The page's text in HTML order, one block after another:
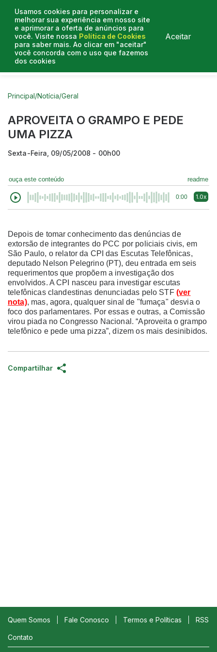
Usamos cookies para personalizar e
melhorar sua experiência em nosso site
e aprimorar a oferta de anúncios para
você. Visite nossa Política de Cookies
para saber mais. Ao clicar em "aceitar"
você concorda com o uso que fazemos
dos cookies
Aceitar
Curtas do Poder
Principal/Notícia/Geral
APROVEITA O GRAMPO E PEDE
UMA PIZZA
Sexta-Feira, 09/05/2008 - 00h00
ouça este conteúdo readme
0:00 1.0x
Depois de tomar conhecimento das denúncias de
extorsão de integrantes do PCC por policiais civis, em
São Paulo, o relator da CPI das Escutas Telefônicas,
deputado Nelson Pelegrino (PT), deu entrada em seis
requerimentos que propõem a investigação dos
envolvidos. A CPI nasceu para investigar escutas
telefônicas clandestinas denunciadas pelo STF (ver
nota), mas, agora, qualquer sinal de "fumaça" desvia o
foco dos parlamentares. Por essas e outras, a Comissão
virou piada no Congresso Nacional. “Aproveita o grampo
telefônico e pede uma pizza”, dizem os mais desinibidos.
Compartilhar
Quem Somos Fale Conosco Termos e Políticas RSS
Contato